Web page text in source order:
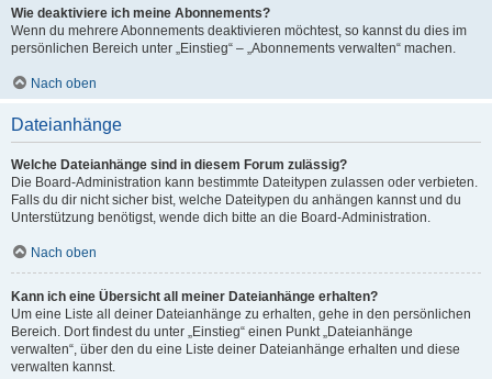
Wie deaktiviere ich meine Abonnements?
Wenn du mehrere Abonnements deaktivieren möchtest, so kannst du dies im
persönlichen Bereich unter „Einstieg“ – „Abonnements verwalten“ machen.
Nach oben
Dateianhänge
Welche Dateianhänge sind in diesem Forum zulässig?
Die Board-Administration kann bestimmte Dateitypen zulassen oder verbieten.
Falls du dir nicht sicher bist, welche Dateitypen du anhängen kannst und du
Unterstützung benötigst, wende dich bitte an die Board-Administration.
Nach oben
Kann ich eine Übersicht all meiner Dateianhänge erhalten?
Um eine Liste all deiner Dateianhänge zu erhalten, gehe in den persönlichen
Bereich. Dort findest du unter „Einstieg“ einen Punkt „Dateianhänge
verwalten“, über den du eine Liste deiner Dateianhänge erhalten und diese
verwalten kannst.